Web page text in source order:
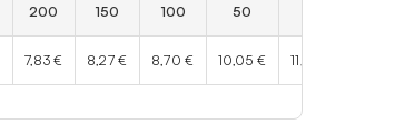
200 150 100 50
7,83 € 8,27 € 8,70 € 10,05 € 11,43 €